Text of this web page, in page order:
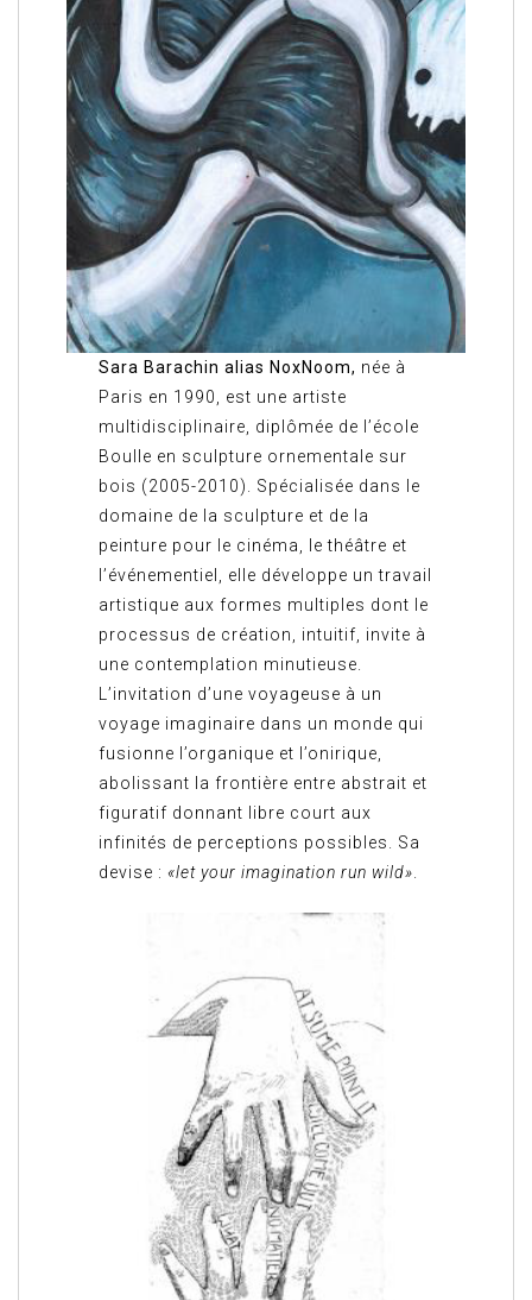
Sara Barachin alias NoxNoom, née à
Paris en 1990, est une artiste
multidisciplinaire, diplômée de l’école
Boulle en sculpture ornementale sur
bois (2005-2010). Spécialisée dans le
domaine de la sculpture et de la
peinture pour le cinéma, le théâtre et
l’événementiel, elle développe un travail
artistique aux formes multiples dont le
processus de création, intuitif, invite à
une contemplation minutieuse.
L’invitation d’une voyageuse à un
voyage imaginaire dans un monde qui
fusionne l’organique et l’onirique,
abolissant la frontière entre abstrait et
figuratif donnant libre court aux
infinités de perceptions possibles. Sa
devise : «let your imagination run wild»